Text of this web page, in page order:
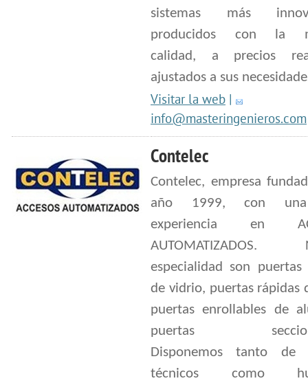
sistemas más
producidos con la
calidad, a precios
ajustados a sus
Visitar la web |
info@masteringenieros.com
Contelec
Contelec, empresa
año 1999, con
experiencia en
AUTOMATIZADOS.
especialidad son puertas
de vidrio, puertas rápidas
puertas enrollables de
puertas
Disponemos tanto de
técnicos como